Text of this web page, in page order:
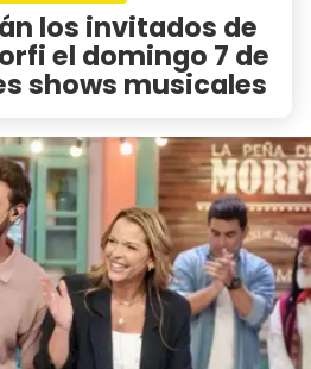
los invitados de
el domingo 7 de
shows musicales